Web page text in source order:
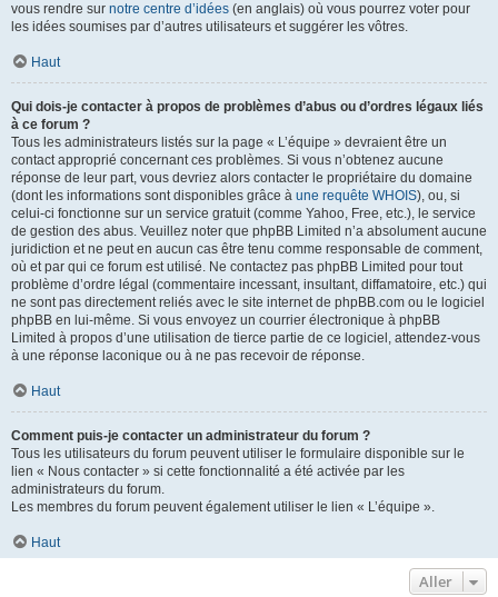
vous rendre sur notre centre d’idées (en anglais) où vous pourrez voter pour
les idées soumises par d’autres utilisateurs et suggérer les vôtres.
Haut
Qui dois-je contacter à propos de problèmes d’abus ou d’ordres légaux liés
à ce forum ?
Tous les administrateurs listés sur la page « L’équipe » devraient être un
contact approprié concernant ces problèmes. Si vous n’obtenez aucune
réponse de leur part, vous devriez alors contacter le propriétaire du domaine
(dont les informations sont disponibles grâce à une requête WHOIS), ou, si
celui-ci fonctionne sur un service gratuit (comme Yahoo, Free, etc.), le service
de gestion des abus. Veuillez noter que phpBB Limited n’a absolument aucune
juridiction et ne peut en aucun cas être tenu comme responsable de comment,
où et par qui ce forum est utilisé. Ne contactez pas phpBB Limited pour tout
problème d’ordre légal (commentaire incessant, insultant, diffamatoire, etc.) qui
ne sont pas directement reliés avec le site internet de phpBB.com ou le logiciel
phpBB en lui-même. Si vous envoyez un courrier électronique à phpBB
Limited à propos d’une utilisation de tierce partie de ce logiciel, attendez-vous
à une réponse laconique ou à ne pas recevoir de réponse.
Haut
Comment puis-je contacter un administrateur du forum ?
Tous les utilisateurs du forum peuvent utiliser le formulaire disponible sur le
lien « Nous contacter » si cette fonctionnalité a été activée par les
administrateurs du forum.
Les membres du forum peuvent également utiliser le lien « L’équipe ».
Haut
Aller